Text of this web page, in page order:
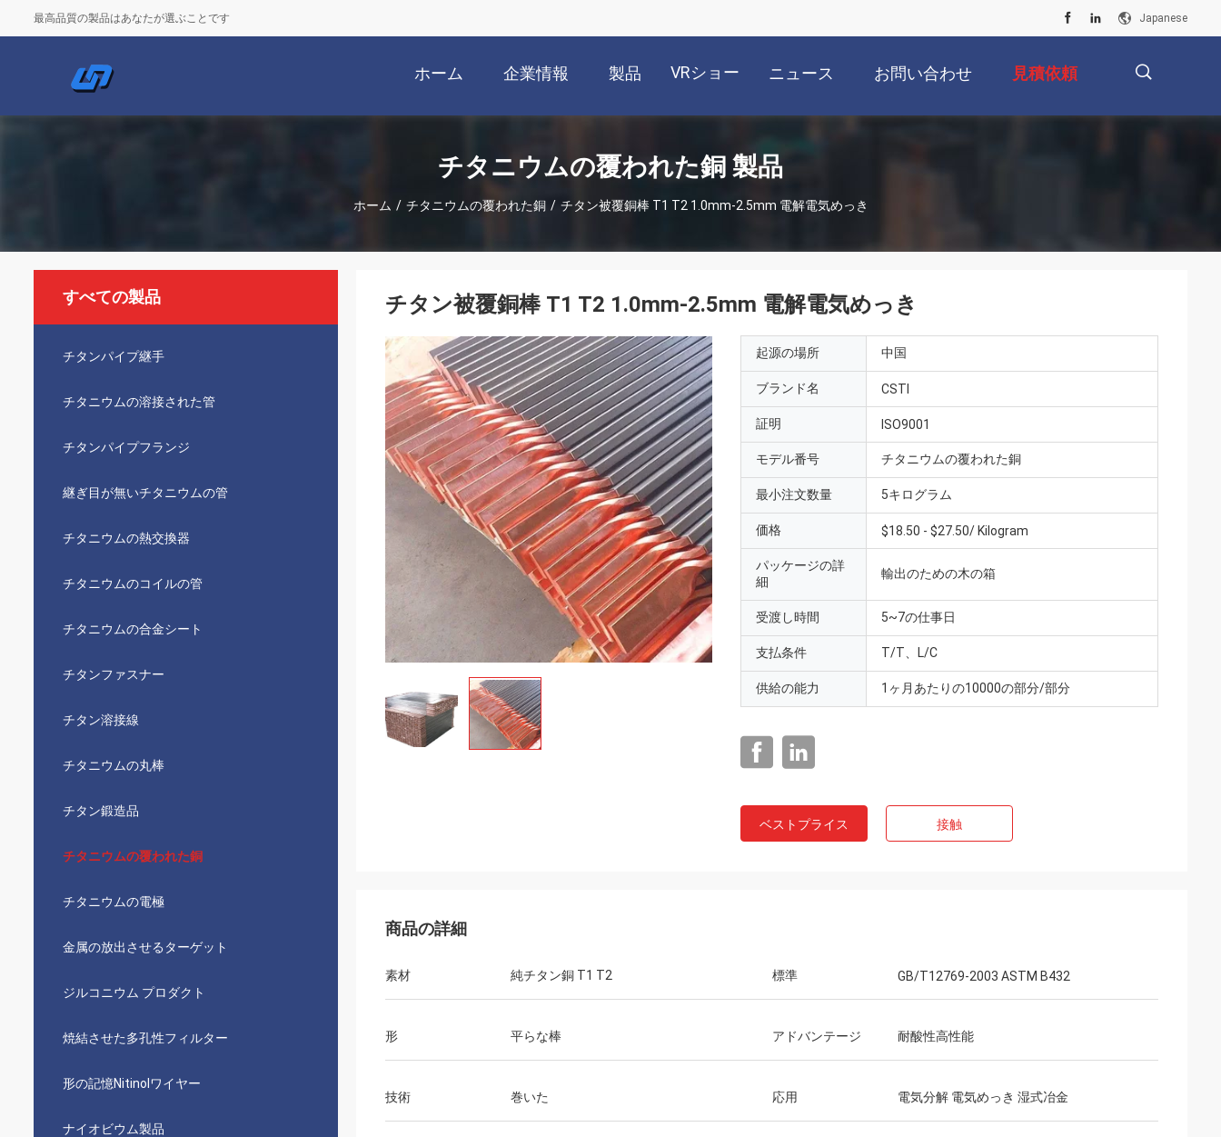
最高品質の製品はあなたが選ぶことです Japanese
ホーム 企業情報 製品 VRショー ニュース お問い合わせ 見積依頼
チタニウムの覆われた銅 製品
ホーム / チタニウムの覆われた銅 / チタン被覆銅棒 T1 T2 1.0mm-2.5mm 電解電気めっき
すべての製品
チタンパイプ継手
チタニウムの溶接された管
チタンパイプフランジ
継ぎ目が無いチタニウムの管
チタニウムの熱交換器
チタニウムのコイルの管
チタニウムの合金シート
チタンファスナー
チタン溶接線
チタニウムの丸棒
チタン鍛造品
チタニウムの覆われた銅
チタニウムの電極
金属の放出させるターゲット
ジルコニウム プロダクト
焼結させた多孔性フィルター
形の記憶Nitinolワイヤー
ナイオビウム製品
チタン被覆銅棒 T1 T2 1.0mm-2.5mm 電解電気めっき
起源の場所 中国
ブランド名 CSTI
証明 ISO9001
モデル番号 チタニウムの覆われた銅
最小注文数量 5キログラム
価格 $18.50 - $27.50/ Kilogram
パッケージの詳
細
輸出のための木の箱
受渡し時間 5~7の仕事日
支払条件 T/T、L/C
供給の能力 1ヶ月あたりの10000の部分/部分
ベストプライス 接触
商品の詳細
素材 純チタン銅 T1 T2 標準 GB/T12769-2003 ASTM B432
形 平らな棒 アドバンテージ 耐酸性高性能
技術 巻いた 応用 電気分解 電気めっき 湿式冶金